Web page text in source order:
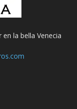
la bella Venecia